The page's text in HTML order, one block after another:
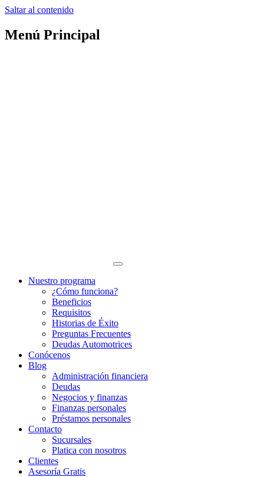
Saltar al contenido
Menú Principal
Nuestro programa
¿Cómo funciona?
Beneficios
Requisitos
Historias de Éxito
Preguntas Frecuentes
Deudas Automotrices
Conócenos
Blog
Administración financiera
Deudas
Negocios y finanzas
Finanzas personales
Préstamos personales
Contacto
Sucursales
Platica con nosotros
Clientes
Asesoría Gratis